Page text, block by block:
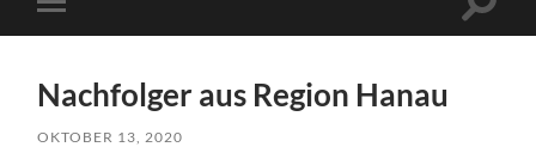
Mobile-
Menü
Nachfolger aus Region Hanau
OKTOBER 13, 2020